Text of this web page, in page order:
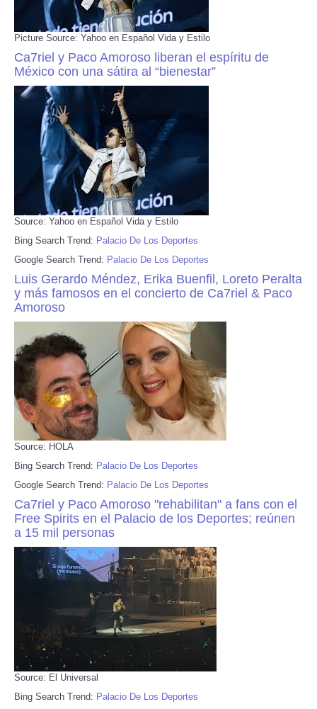
Picture Source: Yahoo en Español Vida y Estilo
Ca7riel y Paco Amoroso liberan el espíritu de
México con una sátira al “bienestar”
Source: Yahoo en Español Vida y Estilo
Bing Search Trend: Palacio De Los Deportes
Google Search Trend: Palacio De Los Deportes
Luis Gerardo Méndez, Erika Buenfil, Loreto Peralta
y más famosos en el concierto de Ca7riel & Paco
Amoroso
Source: HOLA
Bing Search Trend: Palacio De Los Deportes
Google Search Trend: Palacio De Los Deportes
Ca7riel y Paco Amoroso "rehabilitan" a fans con el
Free Spirits en el Palacio de los Deportes; reúnen
a 15 mil personas
Source: El Universal
Bing Search Trend: Palacio De Los Deportes